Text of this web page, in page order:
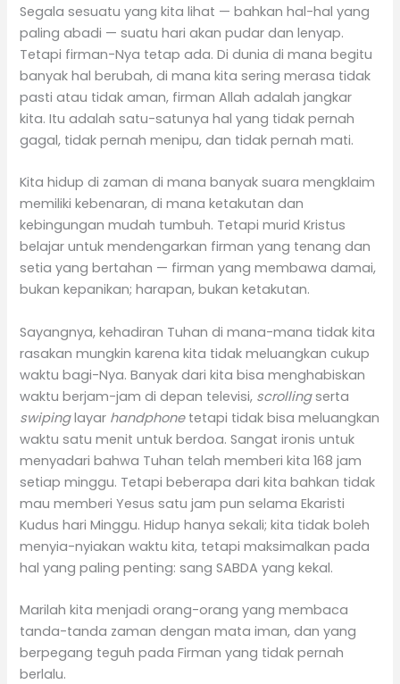
Segala sesuatu yang kita lihat — bahkan hal-hal yang
paling abadi — suatu hari akan pudar dan lenyap.
Tetapi firman-Nya tetap ada. Di dunia di mana begitu
banyak hal berubah, di mana kita sering merasa tidak
pasti atau tidak aman, firman Allah adalah jangkar
kita. Itu adalah satu-satunya hal yang tidak pernah
gagal, tidak pernah menipu, dan tidak pernah mati.
Kita hidup di zaman di mana banyak suara mengklaim
memiliki kebenaran, di mana ketakutan dan
kebingungan mudah tumbuh. Tetapi murid Kristus
belajar untuk mendengarkan firman yang tenang dan
setia yang bertahan — firman yang membawa damai,
bukan kepanikan; harapan, bukan ketakutan.
Sayangnya, kehadiran Tuhan di mana-mana tidak kita
rasakan mungkin karena kita tidak meluangkan cukup
waktu bagi-Nya. Banyak dari kita bisa menghabiskan
waktu berjam-jam di depan televisi, scrollingserta
swipinglayar handphonetetapi tidak bisa meluangkan
waktu satu menit untuk berdoa. Sangat ironis untuk
menyadari bahwa Tuhan telah memberi kita 168 jam
setiap minggu. Tetapi beberapa dari kita bahkan tidak
mau memberi Yesus satu jam pun selama Ekaristi
Kudus hari Minggu. Hidup hanya sekali; kita tidak boleh
menyia-nyiakan waktu kita, tetapi maksimalkan pada
hal yang paling penting: sang SABDA yang kekal.
Marilah kita menjadi orang-orang yang membaca
tanda-tanda zaman dengan mata iman, dan yang
berpegang teguh pada Firman yang tidak pernah
berlalu.